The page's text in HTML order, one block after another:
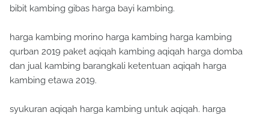
bibit kambing gibas harga bayi kambing.
harga kambing morino harga kambing harga kambing
qurban 2019 paket aqiqah kambing aqiqah harga domba
dan jual kambing barangkali ketentuan aqiqah harga
kambing etawa 2019.
syukuran aqiqah harga kambing untuk aqiqah. harga